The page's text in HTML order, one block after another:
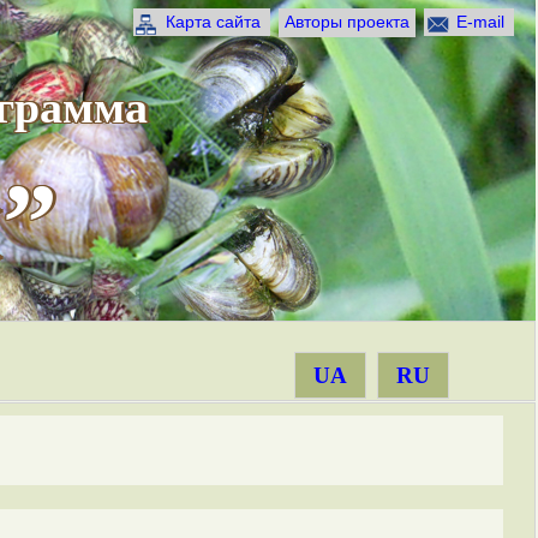
Карта сайта Авторы проекта E-mail
UA RU